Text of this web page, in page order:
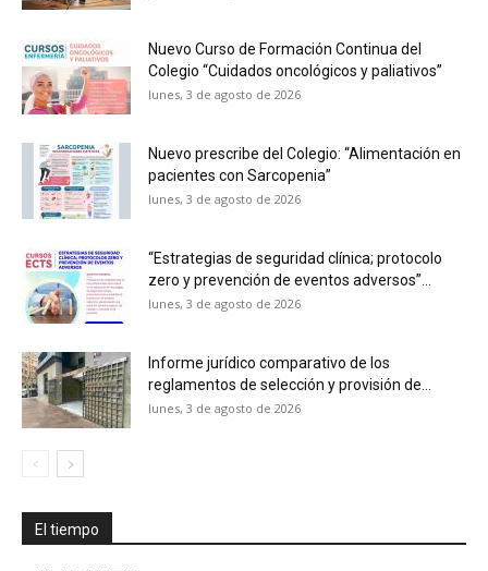
Nuevo Curso de Formación Continua del
Colegio “Cuidados oncológicos y paliativos”
lunes, 3 de agosto de 2026
Nuevo prescribe del Colegio: “Alimentación en
pacientes con Sarcopenia”
lunes, 3 de agosto de 2026
“Estrategias de seguridad clínica; protocolo
zero y prevención de eventos adversos”...
lunes, 3 de agosto de 2026
Informe jurídico comparativo de los
reglamentos de selección y provisión de...
lunes, 3 de agosto de 2026
El tiempo